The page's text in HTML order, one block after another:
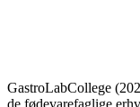
GastroLabCollege